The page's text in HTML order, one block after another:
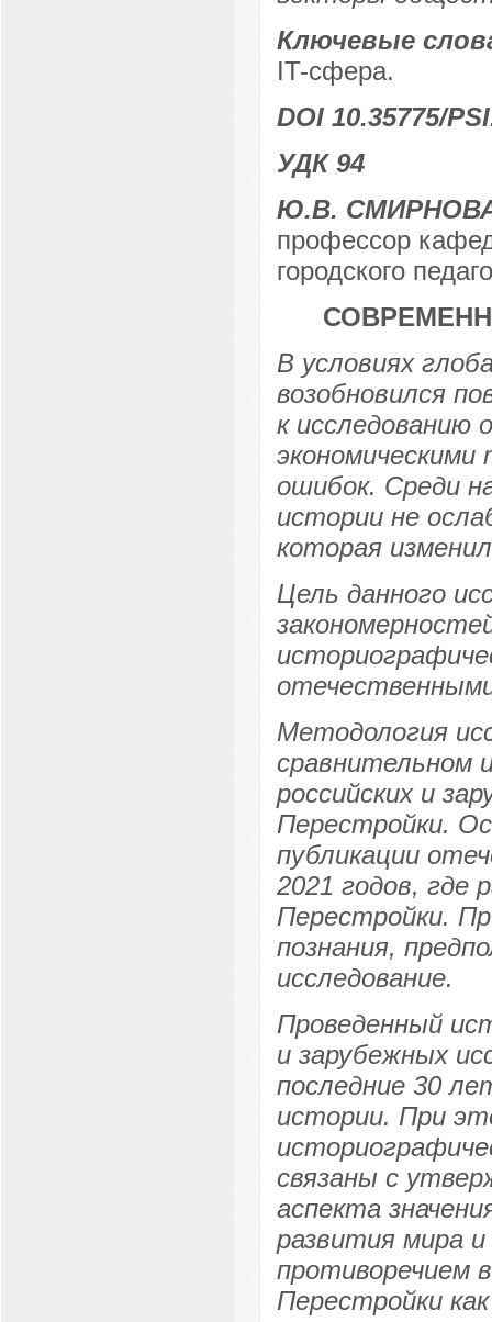
Ключевые
IT-сфера.
DOI 10.35775/
УДК 94
Ю.В.
профессор
городского
В условиях
возобновился
к исследованию
экономическими
ошибок. Среди
истории не
которая
Цель данного
Методология
сравнительном
российских и
Перестройки.
публикации
2021 годов, где
Перестройки.
познания,
исследование.
Проведенный
и зарубежных
последние 30
истории. При
связаны с
аспекта
развития мира
противоречием
Перестройки